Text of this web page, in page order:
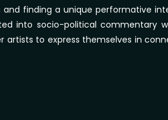
finding a unique performative
into socio-political commentary
artists to express themselves in